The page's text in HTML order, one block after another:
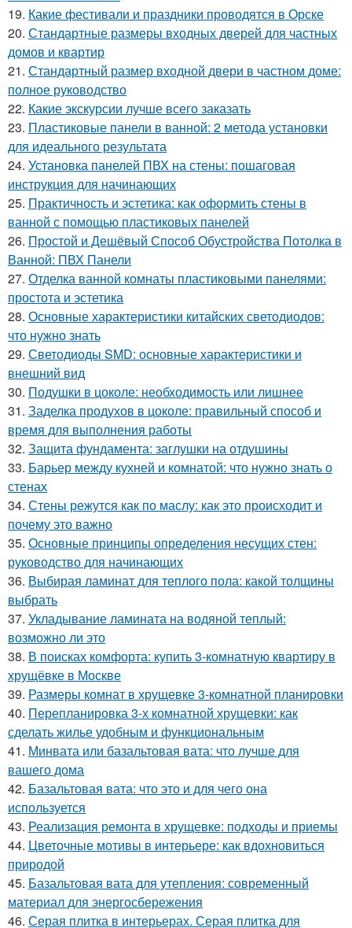
19. Какие фестивали и праздники проводятся в Орске
20. Стандартные размеры входных дверей для частных
домов и квартир
21. Стандартный размер входной двери в частном доме:
полное руководство
22. Какие экскурсии лучше всего заказать
23. Пластиковые панели в ванной: 2 метода установки
для идеального результата
24. Установка панелей ПВХ на стены: пошаговая
инструкция для начинающих
25. Практичность и эстетика: как оформить стены в
ванной с помощью пластиковых панелей
26. Простой и Дешёвый Способ Обустройства Потолка в
Ванной: ПВХ Панели
27. Отделка ванной комнаты пластиковыми панелями:
простота и эстетика
28. Основные характеристики китайских светодиодов:
что нужно знать
29. Светодиоды SMD: основные характеристики и
внешний вид
30. Подушки в цоколе: необходимость или лишнее
31. Заделка продухов в цоколе: правильный способ и
время для выполнения работы
32. Защита фундамента: заглушки на отдушины
33. Барьер между кухней и комнатой: что нужно знать о
стенах
34. Стены режутся как по маслу: как это происходит и
почему это важно
35. Основные принципы определения несущих стен:
руководство для начинающих
36. Выбирая ламинат для теплого пола: какой толщины
выбрать
37. Укладывание ламината на водяной теплый:
возможно ли это
38. В поисках комфорта: купить 3-комнатную квартиру в
хрущёвке в Москве
39. Размеры комнат в хрущевке 3-комнатной планировки
40. Перепланировка 3-х комнатной хрущевки: как
сделать жилье удобным и функциональным
41. Минвата или базальтовая вата: что лучше для
вашего дома
42. Базальтовая вата: что это и для чего она
используется
43. Реализация ремонта в хрущевке: подходы и приемы
44. Цветочные мотивы в интерьере: как вдохновиться
природой
45. Базальтовая вата для утепления: современный
материал для энергосбережения
46. Серая плитка в интерьерах. Серая плитка для